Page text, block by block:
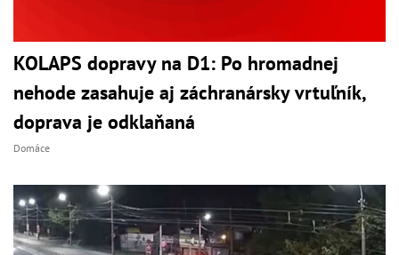
KOLAPS dopravy na D1: Po hromadnej
nehode zasahuje aj záchranársky vrtuľník,
doprava je odklaňaná
Domáce